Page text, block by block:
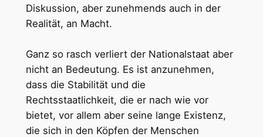
Diskussion, aber zunehmends auch in der
Realität, an Macht.
Ganz so rasch verliert der Nationalstaat aber
nicht an Bedeutung. Es ist anzunehmen,
dass die Stabilität und die
Rechtsstaatlichkeit, die er nach wie vor
bietet, vor allem aber seine lange Existenz,
die sich in den Köpfen der Menschen